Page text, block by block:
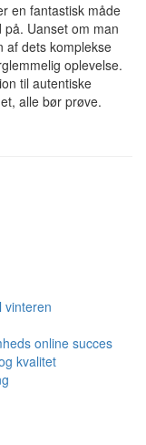
en fantastisk måde
Uanset om man
af dets komplekse
oplevelse.
til autentiske
alle bør prøve.
vinteren
online succes
kvalitet